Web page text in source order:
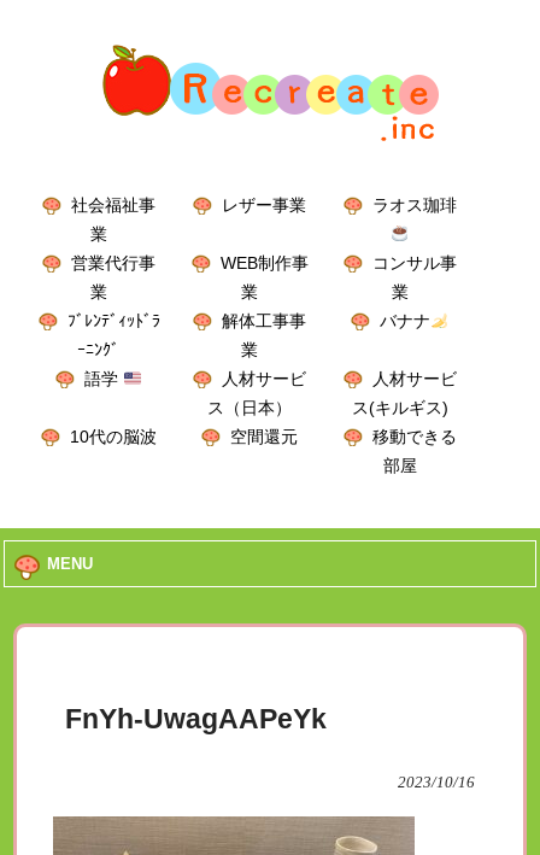
社会福祉事
業
レザー事業 ラオス珈琲
営業代行事
業
WEB制作事
業
コンサル事
業
ﾌﾞﾚﾝﾃﾞｨｯﾄﾞﾗ
ｰﾆﾝｸﾞ
解体工事事
業
バナナ
語学
人材サービ
ス（日本）
人材サービ
ス(キルギス)
10代の脳波
空間還元
移動できる
部屋
MENU
FnYh-UwagAAPeYk
2023/10/16